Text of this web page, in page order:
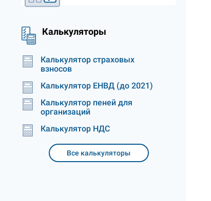
Калькуляторы
Калькулятор страховых
взносов
Калькулятор ЕНВД (до 2021)
Калькулятор пеней для
организаций
Калькулятор НДС
Все калькуляторы